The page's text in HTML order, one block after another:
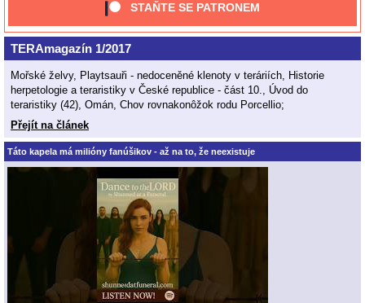
STAŇTE SE PATRONEM
TERAmagazín 1/2017
Mořské želvy, Playtsauři - nedoceněné klenoty v teráriích, Historie
herpetologie a teraristiky v České republice - část 10., Úvod do
teraristiky (42), Omán, Chov rovnakonôžok rodu Porcellio;
Přejít na článek
Táto kapela má milióny fanúšikov - až na to, že neexistuje